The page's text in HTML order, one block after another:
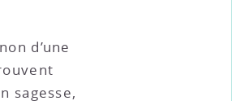
d’une
sagesse,